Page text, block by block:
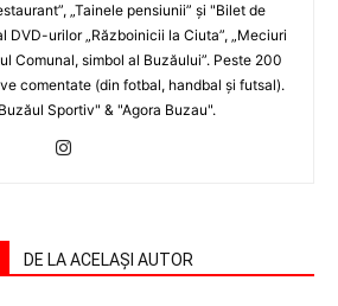
„Tainele pensiunii” şi "Bilet de
DVD-urilor „Războinicii la Ciuta”, „Meciuri
Comunal, simbol al Buzăului”. Peste 200
comentate (din fotbal, handbal şi futsal).
Sportiv" & "Agora Buzau".
DE LA ACELAȘI AUTOR